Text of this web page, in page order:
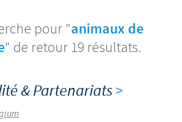
pour "animaux de
" de retour 19 résultats.
& Partenariats>